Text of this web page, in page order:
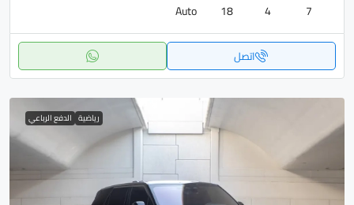
7
4
18
Auto
اتصل
رياضية الدفع الرباعي